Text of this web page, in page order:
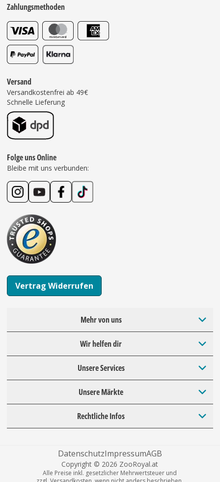
Zahlungsmethoden
Versand
Versandkostenfrei ab 49€
Schnelle Lieferung
Folge uns Online
Bleibe mit uns verbunden:
Vertrag Widerrufen
Mehr von uns
Wir helfen dir
Unsere Services
Unsere Märkte
Rechtliche Infos
DatenschutzImpressumAGB
Copyright © 2026 ZooRoyal.at
Alle Preise inkl. gesetzlicher Mehrwertsteuer und